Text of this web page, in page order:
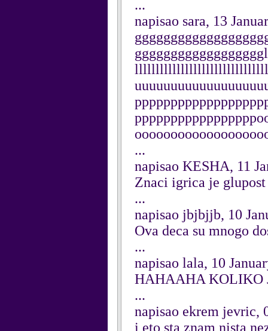
...
napisao sara, 13
...
napisao KESHA, 11
Znaci igrica je
...
napisao jbjbjjb, 10
Ova deca su mnogo
...
napisao lala, 10
HAHAAHA KOLIKO
...
napisao ekrem jevric,
i eto sta znam nista